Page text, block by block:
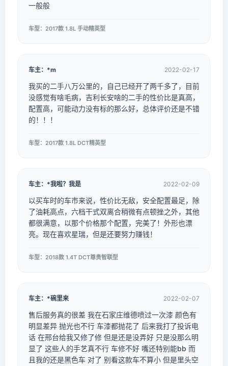
一般般
车型：2017款 1.8L 手动精英型
车主：*m 2022-02-17
我买的二手八万公里的，自己已经开了两千多了，目前
没感觉有啥毛病，吉利长安啥的二手的性价比是真高，
配置高，可能动力没有标的那么好，总体评价还是不错
的！！！
车型：2017款 1.8L DCT精英型
车主：*我啦？我是 2022-02-09
以买车时的车市来说，性价比无敌，安全配置最足，除
了油耗高点，六档干式双离合稍微有点顿挫之外，其他
都很满意，以那个价格那个配置，完美了！外形也漂
亮。现在喜欢星瑞，但是还要努力赚钱！
车型：2018款 1.4T DCT尊贵智联型
车主：*碗里来 2022-02-07
售后服务真的很差 我在石家庄维德喷过一次漆 颜色有
明显差异 抛光也不行 车漆都抛花了 后来我打了投诉电
话 在邢台给我又修了修 但是还是没弄好 只是没那么明
显了 这些人的手艺真不行 车修不好 嘴还特别能bb 而
且我的还是黑色车 对了 别看这款车不算小 但是里头空